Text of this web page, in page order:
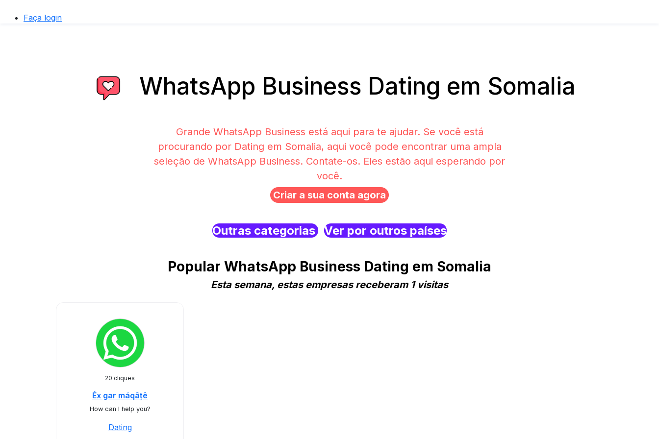
Faça login
WhatsApp Business Dating em Somalia
Grande WhatsApp Business está aqui para te ajudar. Se você está
procurando por Dating em Somalia, aqui você pode encontrar uma ampla
seleção de WhatsApp Business. Contate-os. Eles estão aqui esperando por
você.
Criar a sua conta agora
Outras categorias Ver por outros países
Popular WhatsApp Business Dating em Somalia
Esta semana, estas empresas receberam 1 visitas
20 cliques
Éx gar máqâțê
How can I help you?
Dating